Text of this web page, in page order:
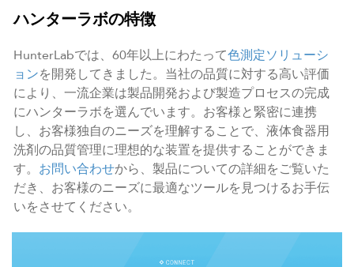
ハンターラボの特徴
HunterLabでは、60年以上にわたって色測定ソリューシ
ョンを開発してきました。当社の品質に対する高い評価
により、一流企業は製品開発および製造プロセスの完成
にハンターラボを選んでいます。お客様と緊密に連携
し、お客様独自のニーズを理解することで、液体食器用
洗剤の品質管理に理想的な装置を提供することができま
す。 お問い合わせから、製品についての詳細をご覧いた
だき、お客様のニーズに最適なツールを見つけるお手伝
いをさせてください。